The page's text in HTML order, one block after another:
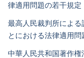
律適用問題の若干規定
最高人民裁判所による
とにおける法律適用
中華人民共和国著作権